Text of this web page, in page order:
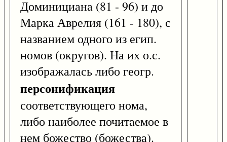
Доминициана (81 - 96) и до
Марка Аврелия (161 - 180), с
названием одного из егип.
номов (округов). На их о.с.
изображалась либо геогр.
персонификация
соответствующего нома,
либо наиболее почитаемое в
нем божество (божества).